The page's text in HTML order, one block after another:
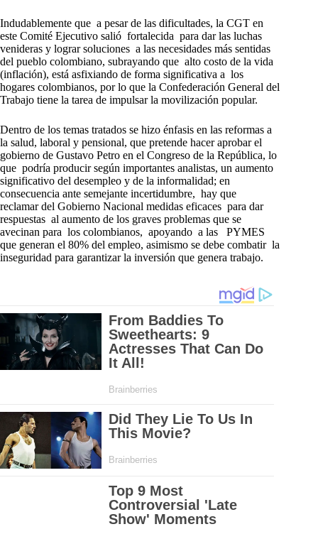
Indudablemente que a pesar de las dificultades, la CGT en
este Comité Ejecutivo salió fortalecida para dar las luchas
venideras y lograr soluciones a las necesidades más sentidas
del pueblo colombiano, subrayando que alto costo de la vida
(inflación), está asfixiando de forma significativa a los
hogares colombianos, por lo que la Confederación General del
Trabajo tiene la tarea de impulsar la movilización popular.
Dentro de los temas tratados se hizo énfasis en las reformas a
la salud, laboral y pensional, que pretende hacer aprobar el
gobierno de Gustavo Petro en el Congreso de la República, lo
que podría producir según importantes analistas, un aumento
significativo del desempleo y de la informalidad; en
consecuencia ante semejante incertidumbre, hay que
reclamar del Gobierno Nacional medidas eficaces para dar
respuestas al aumento de los graves problemas que se
avecinan para los colombianos, apoyando a las PYMES
que generan el 80% del empleo, asimismo se debe combatir la
inseguridad para garantizar la inversión que genera trabajo.